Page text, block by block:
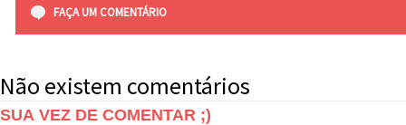
FAÇA UM COMENTÁRIO
Não existem comentários
SUA VEZ DE COMENTAR ;)